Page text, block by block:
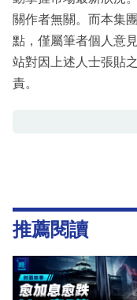
關作者無關。而本集
點，僅屬筆者個人意
站對因上述人士張貼
責。
推薦閱讀